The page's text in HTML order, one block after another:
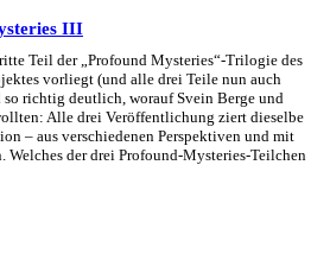
III
Teil der „Profound Mysteries“-Trilogie des
vorliegt (und alle drei Teile nun auch
richtig deutlich, worauf Svein Berge und
Alle drei Veröffentlichung ziert dieselbe
– aus verschiedenen Perspektiven und mit
Welches der drei Profound-Mysteries-Teilchen